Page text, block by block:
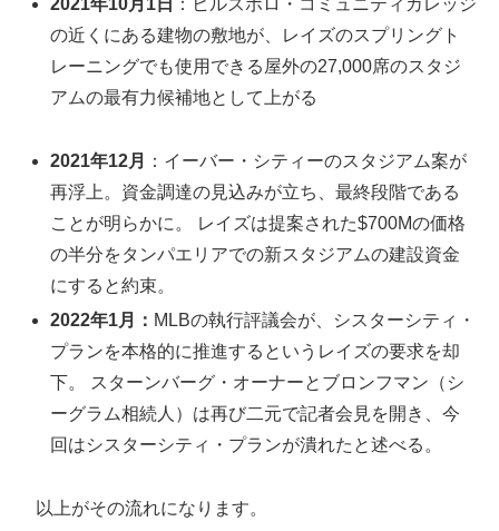
2021年10月1日
：ヒルズボロ・コミュニティカレッジ
の近くにある建物の敷地が、レイズのスプリングト
レーニングでも使用できる屋外の27,000席のスタジ
アムの最有力候補地として上がる
2021年12月
：イーバー・シティーのスタジアム案が
再浮上。資金調達の見込みが立ち、最終段階である
ことが明らかに。 レイズは提案された$700Mの価格
の半分をタンパエリアでの新スタジアムの建設資金
にすると約束。
2022年1月： MLBの執行評議会が、シスターシティ・
プランを本格的に推進するというレイズの要求を却
下。 スターンバーグ・オーナーとブロンフマン（シ
ーグラム相続人）は再び二元で記者会見を開き、今
回はシスターシティ・プランが潰れたと述べる。
以上がその流れになります。